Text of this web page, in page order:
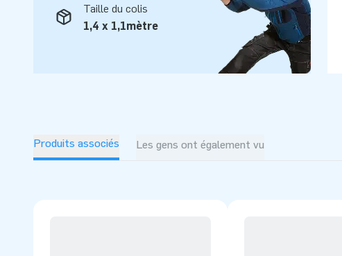
conception, de développement et de logistique fournissent et
des attractions gonflables uniques ! JB c'est aussi l'assurance
Taille du colis
1,4 x 1,1mètre
Produits associés Les gens ont également vu